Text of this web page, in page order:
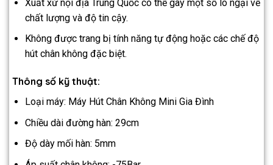
Xuất xứ nội địa Trung Quốc có thể gây một số lo ngại về
chất lượng và độ tin cậy.
Không được trang bị tính năng tự động hoặc các chế độ
hút chân không đặc biệt.
Thông số kỹ thuật:
Loại máy: Máy Hút Chân Không Mini Gia Đình
Chiều dài đường hàn: 29cm
Độ dày mối hàn: 5mm